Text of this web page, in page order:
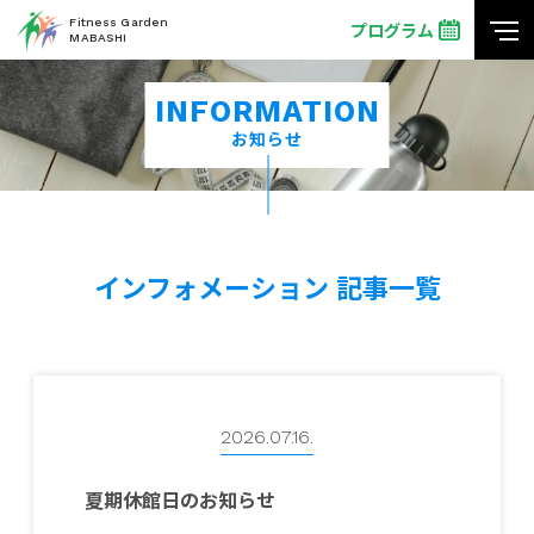
Fitness Garden
MABASHI
プログラム
INFORMATION
お知らせ
インフォメーション 記事一覧
2026.07.16.
夏期休館日のお知らせ